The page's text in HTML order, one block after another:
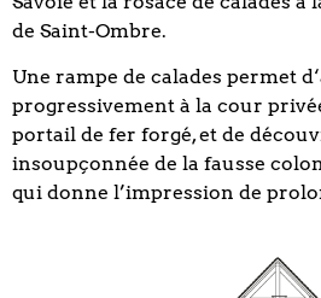
de Saint-Ombre.
Une rampe de calades permet
progressivement à la cour
portail de fer forgé, et de
insoupçonnée de la fausse
qui donne l’impression de